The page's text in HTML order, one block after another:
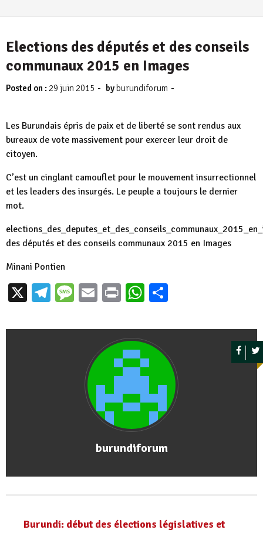
Elections des députés et des conseils
communaux 2015 en Images
Posted on : 29 juin 2015 - by burundiforum -
Les Burundais épris de paix et de liberté se sont rendus aux
bureaux de vote massivement pour exercer leur droit de
citoyen.
C’est un cinglant camouflet pour le mouvement insurrectionnel
et les leaders des insurgés. Le peuple a toujours le dernier
mot.
des députés et des conseils communaux 2015 en Images
Minani Pontien
X Telegram
Message
EmailPrintWhatsApp
burundiforum
Burundi: début des élections législatives et